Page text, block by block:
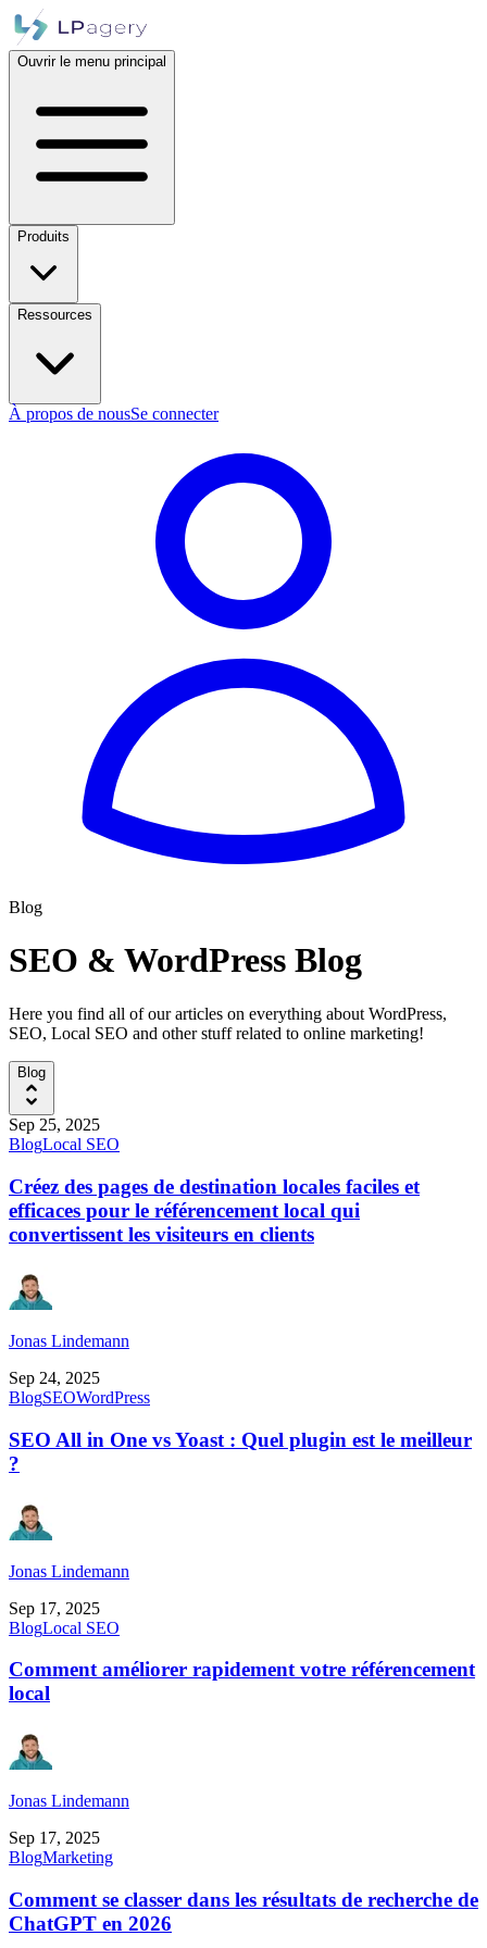
Ouvrir le menu principal
Produits
Ressources
À propos de nousSe connecter
Blog
SEO & WordPress Blog
Here you find all of our articles on everything about WordPress,
SEO, Local SEO and other stuff related to online marketing!
Blog
Sep 25, 2025
BlogLocal SEO
Créez des pages de destination locales faciles et
efficaces pour le référencement local qui
convertissent les visiteurs en clients
Jonas Lindemann
Sep 24, 2025
BlogSEOWordPress
SEO All in One vs Yoast : Quel plugin est le meilleur
?
Jonas Lindemann
Sep 17, 2025
BlogLocal SEO
Comment améliorer rapidement votre référencement
local
Jonas Lindemann
Sep 17, 2025
BlogMarketing
Comment se classer dans les résultats de recherche de
ChatGPT en 2026